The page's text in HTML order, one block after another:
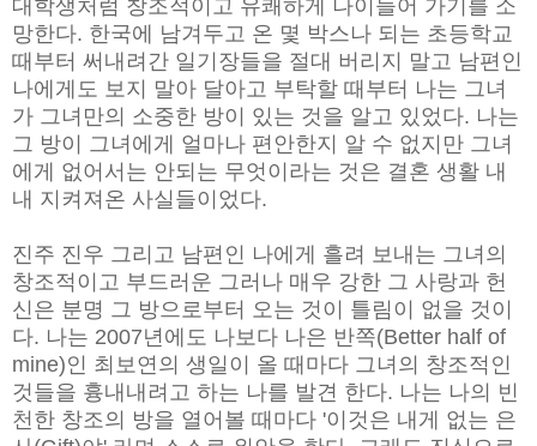
대학생처럼 창조적이고 유쾌하게 나이들어 가기를 소
망한다. 한국에 남겨두고 온 몇 박스나 되는 초등학교
때부터 써내려간 일기장들을 절대 버리지 말고 남편인
나에게도 보지 말아 달아고 부탁할 때부터 나는 그녀
가 그녀만의 소중한 방이 있는 것을 알고 있었다. 나는
그 방이 그녀에게 얼마나 편안한지 알 수 없지만 그녀
에게 없어서는 안되는 무엇이라는 것은 결혼 생활 내
내 지켜져온 사실들이었다.
진주 진우 그리고 남편인 나에게 흘려 보내는 그녀의
창조적이고 부드러운 그러나 매우 강한 그 사랑과 헌
신은 분명 그 방으로부터 오는 것이 틀림이 없을 것이
다. 나는 2007년에도 나보다 나은 반쪽(Better half of
mine)인 최보연의 생일이 올 때마다 그녀의 창조적인
것들을 흉내내려고 하는 나를 발견 한다. 나는 나의 빈
천한 창조의 방을 열어볼 때마다 '이것은 내게 없는 은